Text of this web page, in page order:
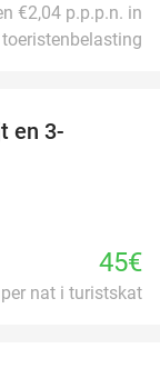
€2,04 p.p.p.n. in
en 3-
45€
nat i turistskat